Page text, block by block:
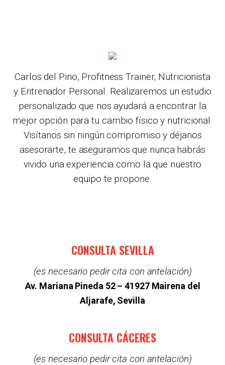
Carlos del Pino, Profitness Trainer, Nutricionista
y Entrenador Personal. Realizaremos un estudio
personalizado que nos ayudará a encontrar la
mejor opción para tu cambio físico y nutricional.
Visítanos sin ningún compromiso y déjanos
asesorarte, te aseguramos que nunca habrás
vivido una experiencia como la que nuestro
equipo te propone.
CONSULTA SEVILLA
(es necesario pedir cita con antelación)
Av. Mariana Pineda 52 –41927 Mairena del
Aljarafe, Sevilla
CONSULTA CÁCERES
(es necesario pedir cita con antelación)